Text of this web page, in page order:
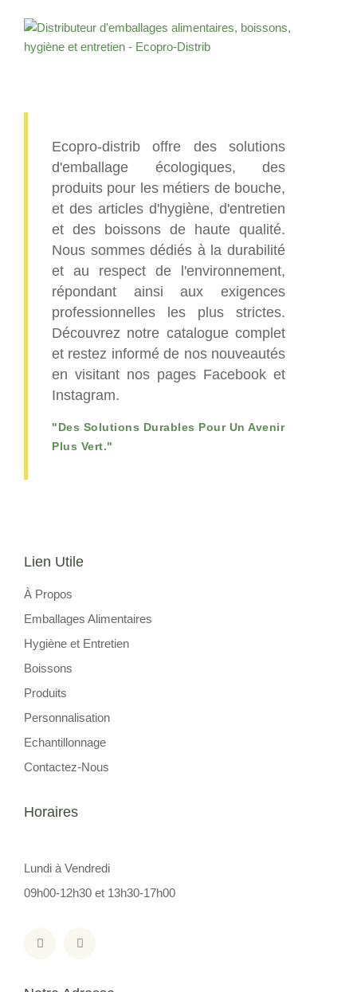
Ecopro-distrib offre des solutions
d'emballage écologiques, des
produits pour les métiers de bouche,
et des articles d'hygiène, d'entretien
et des boissons de haute qualité.
Nous sommes dédiés à la durabilité
et au respect de l'environnement,
répondant ainsi aux exigences
professionnelles les plus strictes.
Découvrez notre catalogue complet
et restez informé de nos nouveautés
en visitant nos pages Facebook et
Instagram.
"Des Solutions Durables Pour Un Avenir
Plus Vert."
Lien Utile
À Propos
Emballages Alimentaires
Hygiène et Entretien
Boissons
Produits
Personnalisation
Echantillonnage
Contactez-Nous
Horaires
Lundi à Vendredi
09h00-12h30 et 13h30-17h00